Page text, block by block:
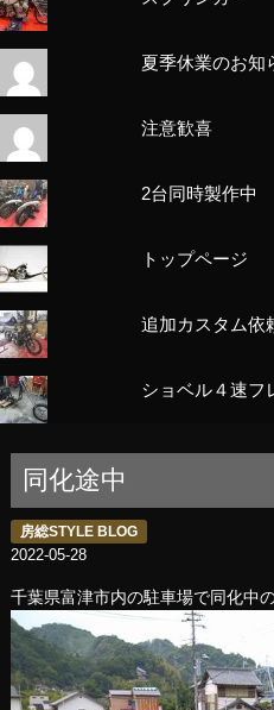
夏季休業のお知
注意歓喜
2台同時製作中
トップページ
追加カスタム依
ショベル４速フ
同化途中
房総STYLE BLOG
2022-05-28
千葉県富津市内の駐車場で同化中